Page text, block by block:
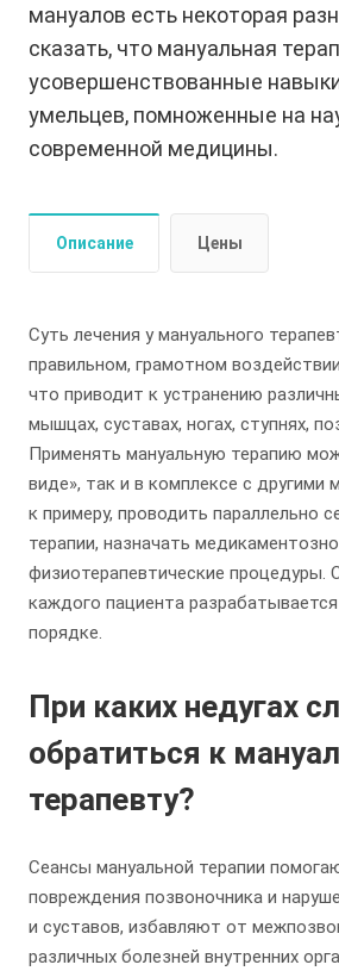
мануалов есть некоторая
сказать, что мануальная
усовершенствованные
умельцев, помноженные на
современной медицины. ⠀⠀⠀⠀
Описание Цены
Суть лечения у мануального
правильном, грамотном
что приводит к устранению
мышцах, суставах, ногах, ступнях,
Применять мануальную терапию
виде», так и в комплексе с другими
к примеру, проводить параллельно
терапии, назначать
физиотерапевтические процедуры.
каждого пациента
порядке.
При каких недугах
обратиться к
терапевту?
Сеансы мануальной терапии
повреждения позвоночника и
и суставов, избавляют от
различных болезней внутренних